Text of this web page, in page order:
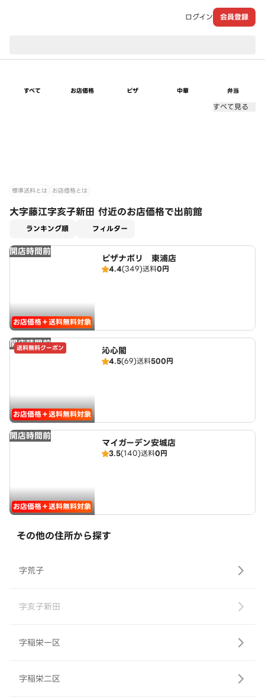
ログイン 会員登録
すべて お店価格 ピザ 中華 弁当
すべて見る
標準送料とは お店価格とは
大字藤江字亥子新田 付近のお店価格で出前館
ランキング順 フィルター
開店時間前
お店価格＋送料無料対象
ピザナポリ 東浦店
4.4(349)送料0円
開店時間前
送料無料クーポン
お店価格＋送料無料対象
沁心閣
4.5(69)送料500円
開店時間前
お店価格＋送料無料対象
マイガーデン安城店
3.5(140)送料0円
その他の住所から探す
字荒子
字亥子新田
字稲栄一区
字稲栄二区